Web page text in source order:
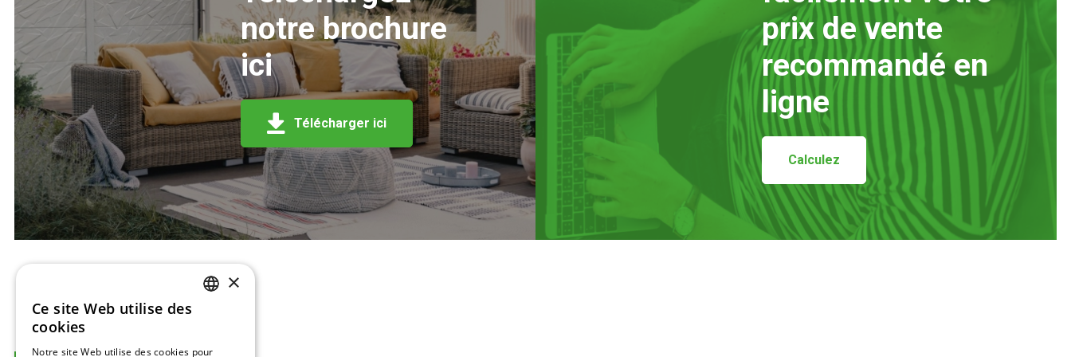
notre brochure
ici
Télécharger ici
prix de vente
recommandé en
ligne
Calculez
×
Ce site Web utilise des
cookies
Notre site Web utilise des cookies pour